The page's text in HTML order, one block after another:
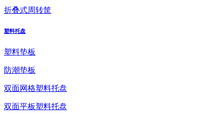
折叠式周转筐
塑料托盘
塑料垫板
防潮垫板
双面网格塑料托盘
双面平板塑料托盘